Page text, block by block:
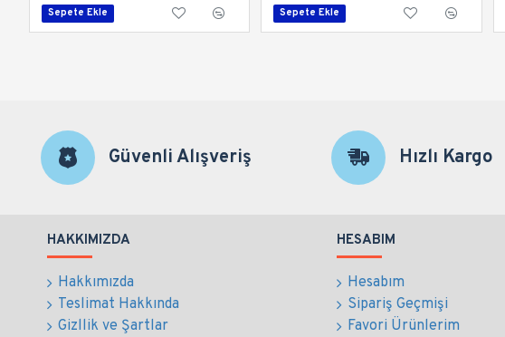
Sepete Ekle Sepete Ekle
Güvenli Alışveriş Hızlı Kargo
HAKKIMIZDA
Hakkımızda
Teslimat Hakkında
Gizllik ve Şartlar
HESABIM
Hesabım
Sipariş Geçmişi
Favori Ürünlerim